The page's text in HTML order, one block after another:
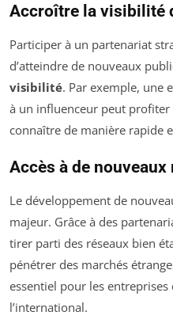
Accroître la visibilité
Participer à un partenariat
d’atteindre de nouveaux
visibilité. Par exemple, une
à un influenceur peut
connaître de manière rapide
Accès à de nouveaux
Le développement de
majeur. Grâce à des
tirer parti des réseaux bien
pénétrer des marchés
essentiel pour les
l’international.